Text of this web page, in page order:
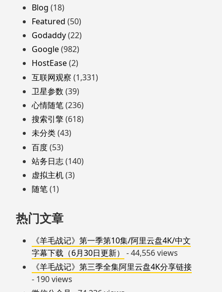
页
脚
Blog (18)
Featured (50)
Godaddy(22)
Google(982)
HostEase(2)
互联网观察 (1,331)
卫星参数 (39)
心情随笔(236)
搜索引擎(618)
未分类(43)
百度(53)
站务日志(140)
虚拟主机(3)
随笔(1)
热门文章
《羊毛战记》第一季第10集/阿里云盘4K/中文
字幕下载（6月30日更新）
- 44,556 views
《羊毛战记》第三季全集阿里云盘4K分享链接
- 190 views